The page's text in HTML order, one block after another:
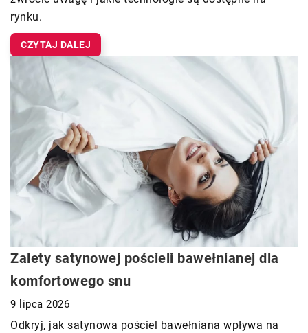
rynku.
CZYTAJ DALEJ
Zalety satynowej pościeli bawełnianej dla
komfortowego snu
9 lipca 2026
Odkryj, jak satynowa pościel bawełniana wpływa na